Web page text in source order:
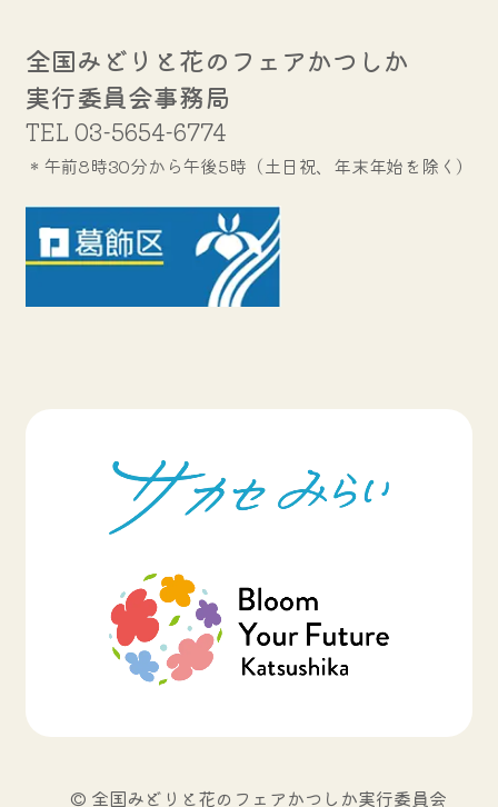
全国みどりと花のフェアかつしか
実行委員会事務局
TEL 03-5654-6774
＊午前8時30分から午後5時（土日祝、年末年始を除く）
© 全国みどりと花のフェアかつしか実行委員会